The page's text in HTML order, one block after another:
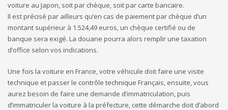
voiture au Japon, soit par chèque, soit par carte bancaire.
Il est précisé par ailleurs qu’en cas de paiement par chèque d’un
montant supérieur à 1.524,49 euros, un chèque certifié ou de
banque sera exigé. La douane pourra alors remplir une taxation
d’office selon vos indications.
Une fois la voiture en France, votre véhicule doit faire une visite
technique et passer le contrôle technique Français, ensuite, vous
aurez besoin de faire une demande d’immatriculation, puis
d’immatriculer la voiture à la préfecture, cette démarche doit d’abord